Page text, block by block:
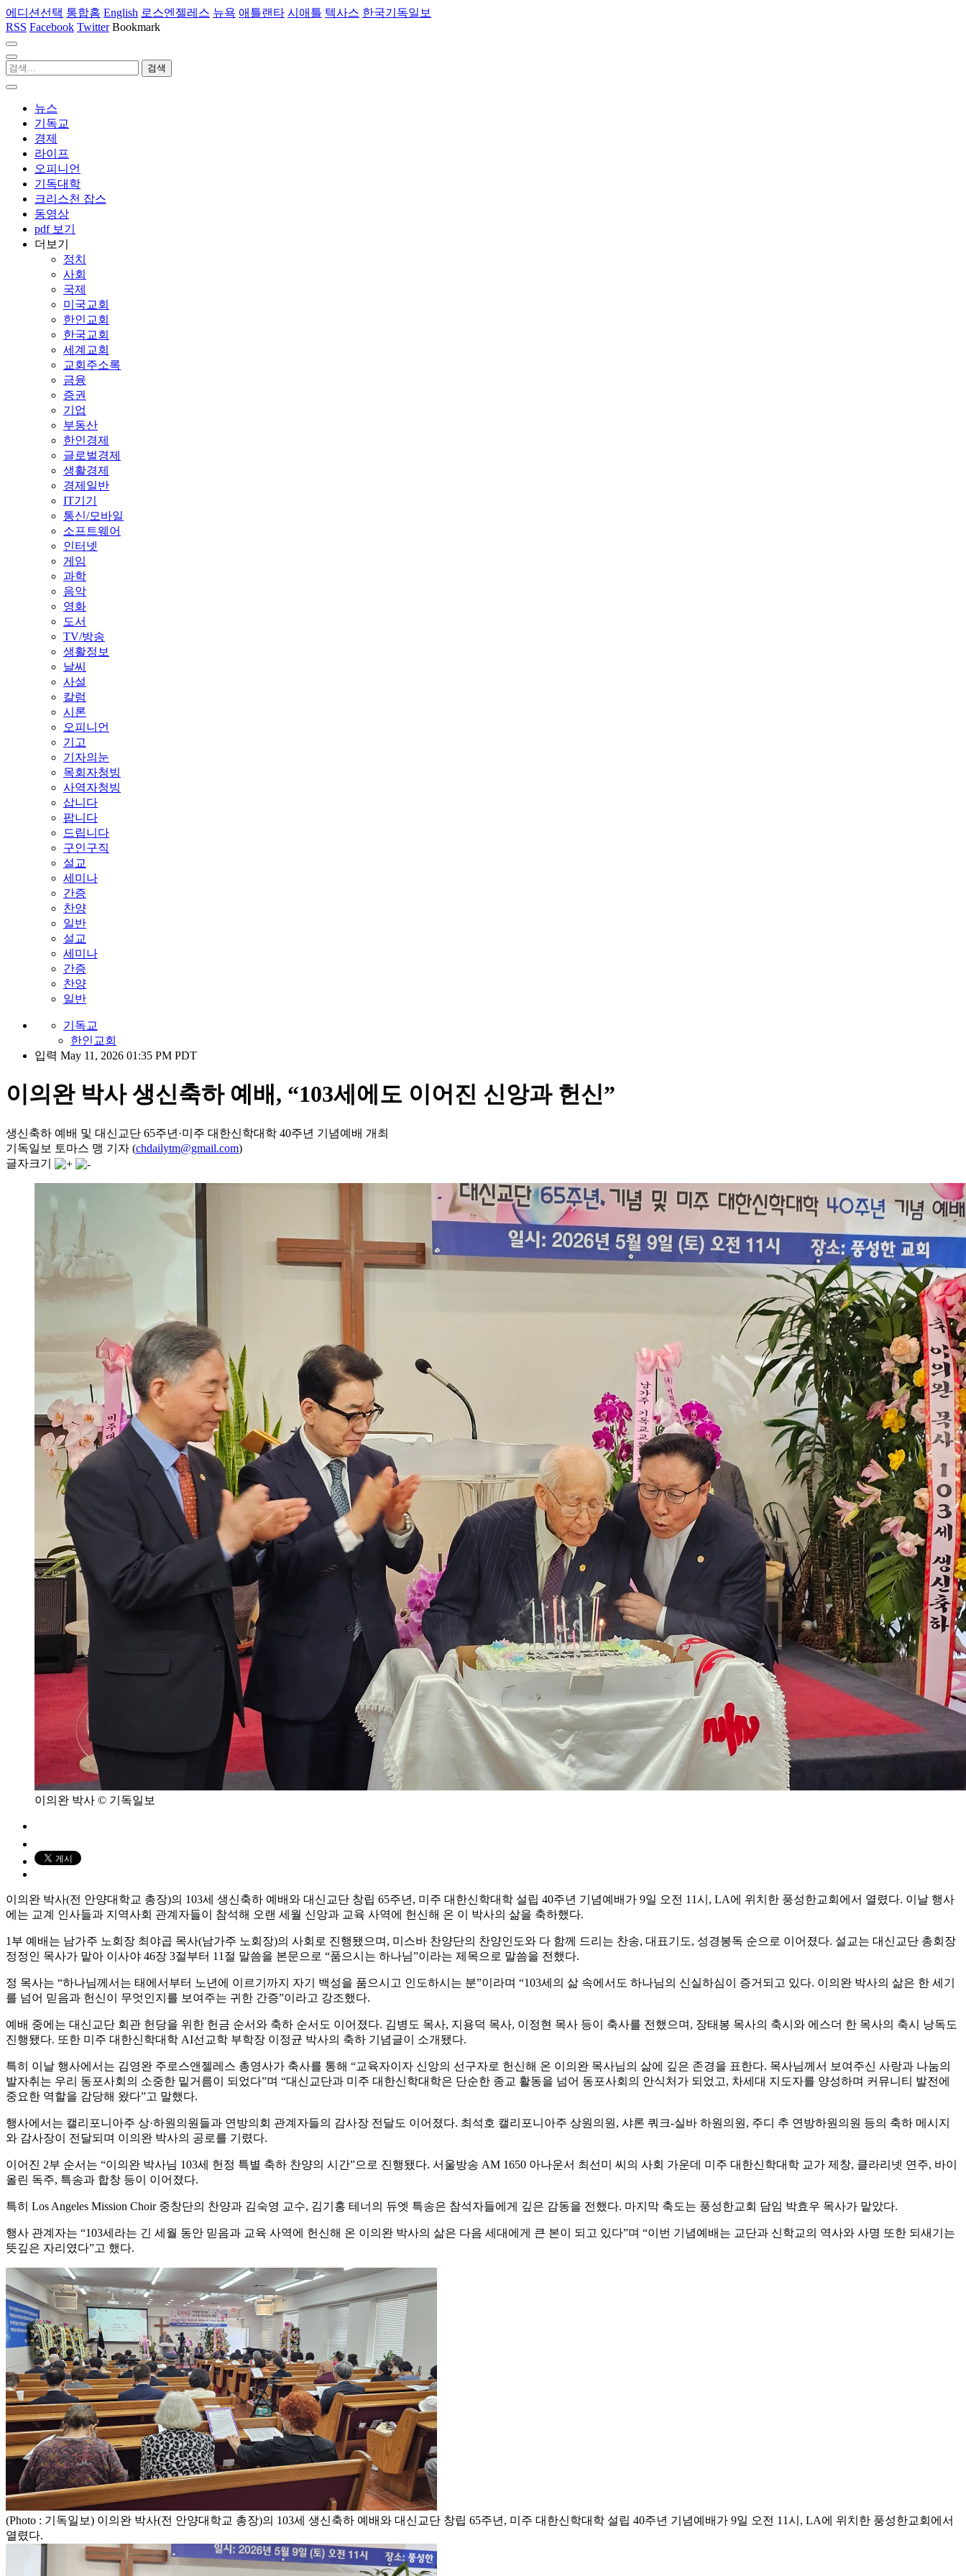
에디션선택 통합홈 English 로스엔젤레스 뉴욕 애틀랜타 시애틀 텍사스 한국기독일보
RSS Facebook Twitter Bookmark
뉴스
기독교
경제
라이프
오피니언
기독대학
크리스천 잡스
동영상
pdf 보기
더보기
정치
사회
국제
미국교회
한인교회
한국교회
세계교회
교회주소록
금융
증권
기업
부동산
한인경제
글로벌경제
생활경제
경제일반
IT기기
통신/모바일
소프트웨어
인터넷
게임
과학
음악
영화
도서
TV/방송
생활정보
날씨
사설
칼럼
시론
오피니언
기고
기자의눈
목회자청빙
사역자청빙
삽니다
팝니다
드립니다
구인구직
설교
세미나
간증
찬양
일반
설교
세미나
간증
찬양
일반
기독교
한인교회
입력 May 11, 2026 01:35 PM PDT
이의완 박사 생신축하 예배, “103세에도 이어진 신앙과 헌신”
생신축하 예배 및 대신교단 65주년·미주 대한신학대학 40주년 기념예배 개최
기독일보 토마스 맹 기자 (chdailytm@gmail.com)
글자크기
이의완 박사 © 기독일보
이의완 박사(전 안양대학교 총장)의 103세 생신축하 예배와 대신교단 창립 65주년, 미주 대한신학대학 설립 40주년 기념예배가 9일 오전 11시, LA에 위치한 풍성한교회에서 열렸다. 이날 행사
에는 교계 인사들과 지역사회 관계자들이 참석해 오랜 세월 신앙과 교육 사역에 헌신해 온 이 박사의 삶을 축하했다.
1부 예배는 남가주 노회장 최야곱 목사(남가주 노회장)의 사회로 진행됐으며, 미스바 찬양단의 찬양인도와 다 함께 드리는 찬송, 대표기도, 성경봉독 순으로 이어졌다. 설교는 대신교단 총회장
정정인 목사가 맡아 이사야 46장 3절부터 11절 말씀을 본문으로 “품으시는 하나님”이라는 제목으로 말씀을 전했다.
정 목사는 “하나님께서는 태에서부터 노년에 이르기까지 자기 백성을 품으시고 인도하시는 분”이라며 “103세의 삶 속에서도 하나님의 신실하심이 증거되고 있다. 이의완 박사의 삶은 한 세기
를 넘어 믿음과 헌신이 무엇인지를 보여주는 귀한 간증”이라고 강조했다.
예배 중에는 대신교단 회관 헌당을 위한 헌금 순서와 축하 순서도 이어졌다. 김병도 목사, 지용덕 목사, 이정현 목사 등이 축사를 전했으며, 장태봉 목사의 축시와 에스더 한 목사의 축시 낭독도
진행됐다. 또한 미주 대한신학대학 AI선교학 부학장 이정균 박사의 축하 기념글이 소개됐다.
특히 이날 행사에서는 김영완 주로스앤젤레스 총영사가 축사를 통해 “교육자이자 신앙의 선구자로 헌신해 온 이의완 목사님의 삶에 깊은 존경을 표한다. 목사님께서 보여주신 사랑과 나눔의
발자취는 우리 동포사회의 소중한 밑거름이 되었다”며 “대신교단과 미주 대한신학대학은 단순한 종교 활동을 넘어 동포사회의 안식처가 되었고, 차세대 지도자를 양성하며 커뮤니티 발전에
중요한 역할을 감당해 왔다”고 말했다.
행사에서는 캘리포니아주 상·하원의원들과 연방의회 관계자들의 감사장 전달도 이어졌다. 최석호 캘리포니아주 상원의원, 샤론 쿼크-실바 하원의원, 주디 추 연방하원의원 등의 축하 메시지
와 감사장이 전달되며 이의완 박사의 공로를 기렸다.
이어진 2부 순서는 “이의완 박사님 103세 헌정 특별 축하 찬양의 시간”으로 진행됐다. 서울방송 AM 1650 아나운서 최선미 씨의 사회 가운데 미주 대한신학대학 교가 제창, 클라리넷 연주, 바이
올린 독주, 특송과 합창 등이 이어졌다.
특히 Los Angeles Mission Choir 중창단의 찬양과 김숙영 교수, 김기홍 테너의 듀엣 특송은 참석자들에게 깊은 감동을 전했다. 마지막 축도는 풍성한교회 담임 박효우 목사가 맡았다.
행사 관계자는 “103세라는 긴 세월 동안 믿음과 교육 사역에 헌신해 온 이의완 박사의 삶은 다음 세대에게 큰 본이 되고 있다”며 “이번 기념예배는 교단과 신학교의 역사와 사명 또한 되새기는
뜻깊은 자리였다”고 했다.
(Photo : 기독일보) 이의완 박사(전 안양대학교 총장)의 103세 생신축하 예배와 대신교단 창립 65주년, 미주 대한신학대학 설립 40주년 기념예배가 9일 오전 11시, LA에 위치한 풍성한교회에서
열렸다.